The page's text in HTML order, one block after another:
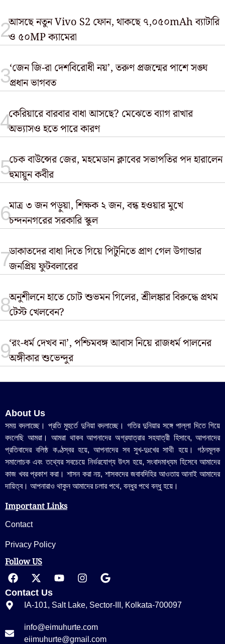
আসছে নতুন Vivo S2 ফোন, থাকছে ৭,০৫০mAh ব্যাটারি
ও ৫০MP ক্যামেরা
‘জেন জি-রা দেশবিরোধী নয়’, তরুণ প্রজন্মের পাশে সঙ্ঘ
প্রধান ভাগবত
কেরিয়ারে বারবার বাধা আসছে? মেঝেতে ব্যাগ রাখার
অভ্যাসও হতে পারে কারণ
চেক বাউন্সের জের, মহমেডান ক্লাবের সভাপতির পদ হারালেন
হুমায়ুন কবীর
মাত্র ৩ জন পড়ুয়া, শিক্ষক ২ জন, বন্ধ হওয়ার মুখে
চন্দননগরের সরকারি স্কুল
ডাকাতদের বাধা দিতে গিয়ে পিটুনিতে প্রাণ গেল উগান্ডার
জনপ্রিয় ফুটবলারের
অনুশীলনে হাতে চোট শুভমন গিলের, শ্রীলঙ্কার বিরুদ্ধে প্রথম
টেস্ট খেলবেন?
‘রং-ধর্ম দেখব না’, পশ্চিমবঙ্গ আবাস নিয়ে রাজধর্ম পালনের
অঙ্গীকার শুভেন্দুর
About Us
সময় বদলাচ্ছে। প্রতি মুহুর্তে দুনিয়া বদলাচ্ছে। গতির দুনিয়ার সঙ্গে পাল্লা দিতে গিয়ে
বদলেছি আমরা। আমরা থাকব আপনাদের অগ্রযাত্রার সহযাত্রী হিসাবে, আপনাদের
প্রতিবাদের বলিষ্ঠ কণ্ঠস্বর হয়ে, আপনাদের সব সুখ-দুঃখের সাথী হয়ে। গঠনমূলক
সমালোচক এবং তথ্যের সবচেয়ে নির্ভরযোগ্য উ‍ৎস হয়ে, সংবাদমাধ্যম হিসেবে আমাদের
কাজ খবর প্রকাশ করা। শাসন করা নয়, শাসকদের জবাবদিহির আওতায় আনাই আমাদের
দায়িত্ব। আপনারাও থাকুন আমাদের চলার পথে, বন্ধুর পথে বন্ধু হয়ে।
Important Links
Contact
Privacy Policy
Follow US
Contact Us
IA-101, Salt Lake, Sector-III, Kolkata-700097
info@eimuhurte.com
eiimuhurte@gmail.com